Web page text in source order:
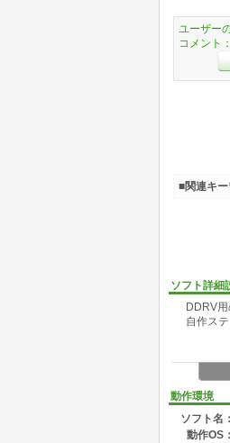
ソフト詳細
DDRV用
自作ステ
動作環境
ソフト名：
動作OS：
ユーザー
コメント：
■関連キー